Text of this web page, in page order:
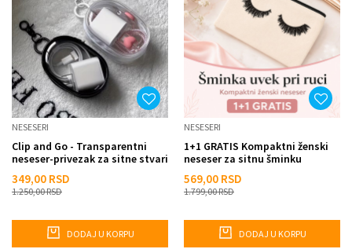
NESESERI
Clip and Go - Transparentni
neseser-privezak za sitne stvari
349,00 RSD
1.250,00RSD
DODAJ U KORPU
NESESERI
1+1 GRATIS Kompaktni ženski
neseser za sitnu šminku
569,00 RSD
1.799,00RSD
DODAJ U KORPU